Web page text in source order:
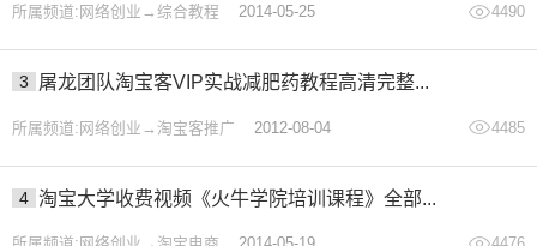
30.第一步3.3-追投测素材(达人商家通用).mp4
果因人而异，需结合自身努力与实操，合理运用课程所学内
容，同时严格遵守平台相关规则与相关法律法规。*
所属频道:网络创业→综合教程 2014-05-25 4490
3 屠龙团队淘宝客VIP实战减肥药教程高清完整...
所属频道:网络创业→淘宝客推广 2012-08-04 4485
4 淘宝大学收费视频《火牛学院培训课程》全部...